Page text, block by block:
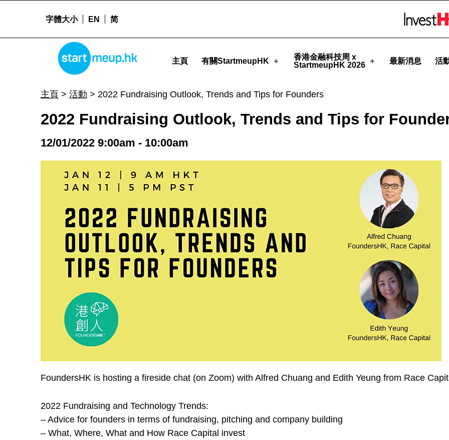
2022 Fundraising Outlook, Trends and Tips for Founders - StartmeupHK
STARTMEUPHK
主頁 有關StartmeupHK
香港金融科技周 x
StartmeupHK 2026
最新消息 活
字體大小 EN 简
主頁> 活動 > 2022 Fundraising Outlook, Trends and Tips for Founders
2022 Fundraising Outlook, Trends and Tips for
12/01/2022 9:00am - 10:00am
FoundersHK is hosting a fireside chat (on Zoom) with Alfred Chuang and Edith Yeung from Race
2022 Fundraising and Technology Trends:
– Advice for founders in terms of fundraising, pitching and company building
– What, Where, What and How Race Capital invest